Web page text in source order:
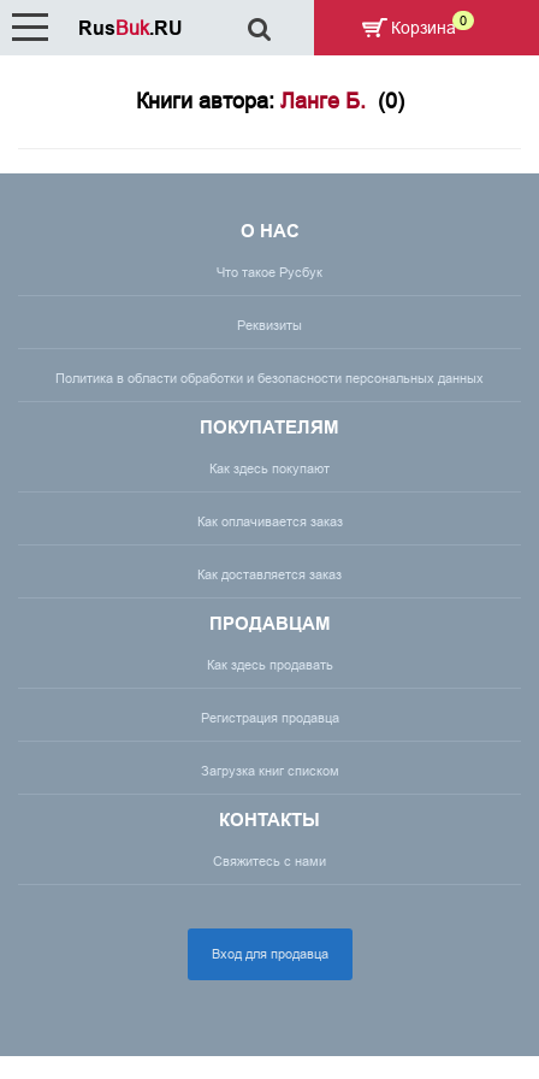
Книги автора: Ланге Б. (0)
О НАС
Что такое Русбук
Реквизиты
Политика в области обработки и безопасности персональных данных
ПОКУПАТЕЛЯМ
Как здесь покупают
Как оплачивается заказ
Как доставляется заказ
ПРОДАВЦАМ
Как здесь продавать
Регистрация продавца
Загрузка книг списком
КОНТАКТЫ
Свяжитесь с нами
Вход для продавца
RusBuk.RU Корзина 0